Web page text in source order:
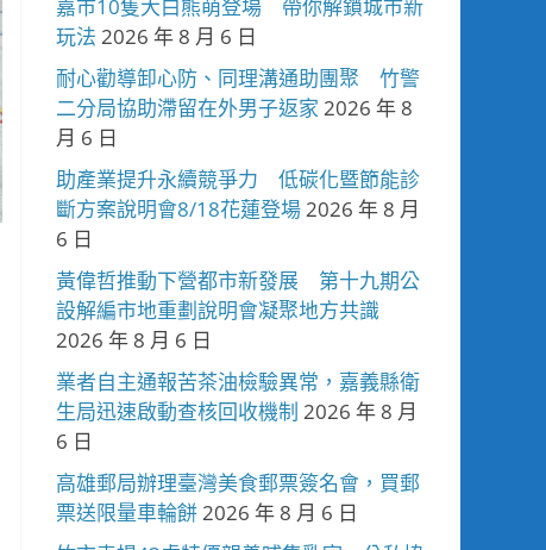
嘉市10隻大白熊萌登場 帶你解鎖城市新
玩法 2026 年 8 月 6 日
耐心勸導卸心防、同理溝通助團聚 竹警
二分局協助滯留在外男子返家 2026 年 8
月 6 日
助產業提升永續競爭力 低碳化暨節能診
斷方案說明會8/18花蓮登場2026 年 8 月
6 日
黃偉哲推動下營都市新發展 第十九期公
設解編市地重劃說明會凝聚地方共識
2026 年 8 月 6 日
業者自主通報苦茶油檢驗異常，嘉義縣衛
生局迅速啟動查核回收機制 2026 年 8 月
6 日
高雄郵局辦理臺灣美食郵票簽名會，買郵
票送限量車輪餅2026 年 8 月 6 日